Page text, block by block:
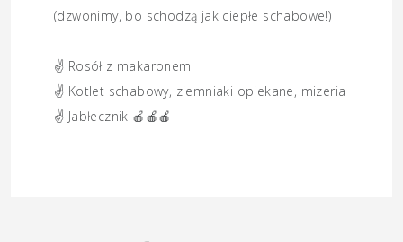
(dzwonimy, bo schodzą jak ciepłe schabowe!)
✌️ Rosół z makaronem
✌️ Kotlet schabowy, ziemniaki opiekane, mizeria
✌️ Jabłecznik 🍎 🍎🍎